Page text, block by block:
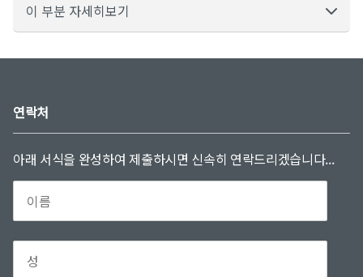
이 부분 자세히보기
연락처
아래 서식을 완성하여 제출하시면 신속히 연락드리겠습니다...